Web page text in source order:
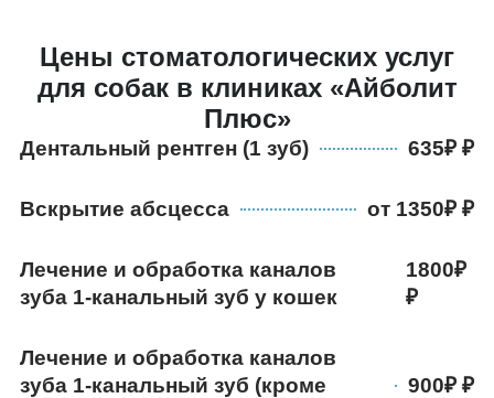
Цены стоматологических услуг
для собак в клиниках «Айболит
Плюс»
Дентальный рентген (1 зуб) 635₽
Вскрытие абсцесса от 1350₽
Лечение и обработка каналов
зуба 1-канальный зуб у кошек
1800₽
Лечение и обработка каналов
зуба 1-канальный зуб (кроме
900₽